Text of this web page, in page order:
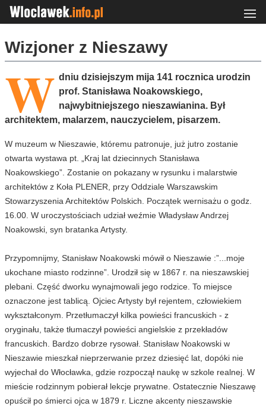
Wizjoner z Nieszawy
W dniu dzisiejszym mija 141 rocznica urodzin
prof. Stanisława Noakowskiego,
najwybitniejszego nieszawianina. Był
architektem, malarzem, nauczycielem, pisarzem.
W muzeum w Nieszawie, któremu patronuje, już jutro zostanie
otwarta wystawa pt. „Kraj lat dziecinnych Stanisława
Noakowskiego”. Zostanie on pokazany w rysunku i malarstwie
architektów z Koła PLENER, przy Oddziale Warszawskim
Stowarzyszenia Architektów Polskich. Początek wernisażu o godz.
16.00. W uroczystościach udział weźmie Władysław Andrzej
Noakowski, syn bratanka Artysty.
Przypomnijmy, Stanisław Noakowski mówił o Nieszawie :”...moje
ukochane miasto rodzinne”. Urodził się w 1867 r. na nieszawskiej
plebani. Część dworku wynajmowali jego rodzice. To miejsce
oznaczone jest tablicą. Ojciec Artysty był rejentem, człowiekiem
wykształconym. Przetłumaczył kilka powieści francuskich - z
oryginału, także tłumaczył powieści angielskie z przekładów
francuskich. Bardzo dobrze rysował. Stanisław Noakowski w
Nieszawie mieszkał nieprzerwanie przez dziesięć lat, dopóki nie
wyjechał do Włocławka, gdzie rozpoczął naukę w szkole realnej. W
mieście rodzinnym pobierał lekcje prywatne. Ostatecznie Nieszawę
opuścił po śmierci ojca w 1879 r. Liczne akcenty nieszawskie